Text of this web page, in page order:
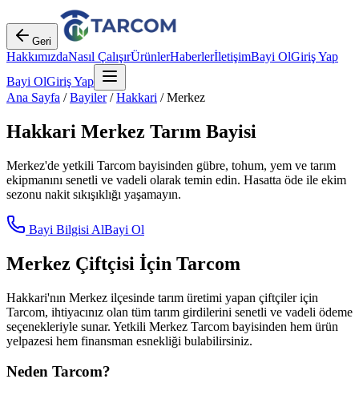
Geri
HakkımızdaNasıl ÇalışırÜrünlerHaberlerİletişimBayi OlGiriş Yap
Bayi OlGiriş Yap
Ana Sayfa /Bayiler/Hakkari /Merkez
Hakkari Merkez Tarım Bayisi
Merkez'de yetkili Tarcom bayisinden gübre, tohum, yem ve tarım
ekipmanını senetli ve vadeli olarak temin edin. Hasatta öde ile ekim
sezonu nakit sıkışıklığı yaşamayın.
Bayi Bilgisi AlBayi Ol
Merkez Çiftçisi İçin Tarcom
Hakkari'nın Merkez ilçesinde tarım üretimi yapan çiftçiler için
Tarcom, ihtiyacınız olan tüm tarım girdilerini senetli ve vadeli ödeme
seçenekleriyle sunar. Yetkili Merkez Tarcom bayisinden hem ürün
yelpazesi hem finansman esnekliği bulabilirsiniz.
Neden Tarcom?